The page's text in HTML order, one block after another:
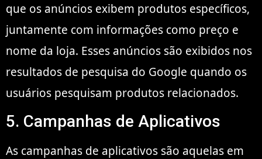
que os anúncios exibem produtos específicos,
juntamente com informações como preço e
nome da loja. Esses anúncios são exibidos nos
resultados de pesquisa do Google quando os
usuários pesquisam produtos relacionados.
5. Campanhas de Aplicativos
As campanhas de aplicativos são aquelas em